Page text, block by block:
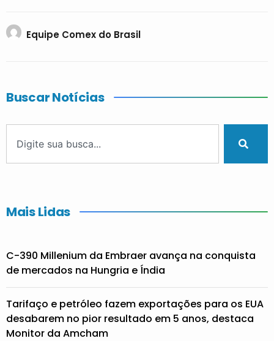
Equipe Comex do Brasil
Buscar Notícias
Mais Lidas
C-390 Millenium da Embraer avança na conquista
de mercados na Hungria e Índia
Tarifaço e petróleo fazem exportações para os EUA
desabarem no pior resultado em 5 anos, destaca
Monitor da Amcham